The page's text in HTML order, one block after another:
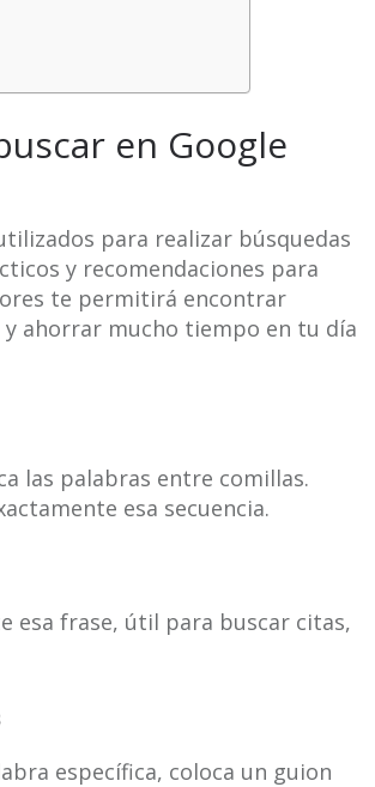
en Google
para realizar búsquedas
y recomendaciones para
te permitirá encontrar
ahorrar mucho tiempo en tu día
las palabras entre comillas.
esa secuencia.
esa frase, útil para buscar citas,
específica, coloca un guion